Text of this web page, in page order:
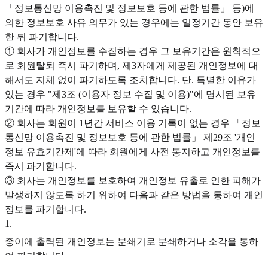
「정보통신망 이용촉진 및 정보보호 등에 관한 법률」 등)에
의한 정보보호 사유 의무가 있는 경우에는 일정기간 동안 보유
한 뒤 파기합니다.
① 회사가 개인정보를 수집하는 경우 그 보유기간은 원칙적으
로 회원탈퇴 즉시 파기하며, 제3자에게 제공된 개인정보에 대
해서도 지체 없이 파기하도록 조치합니다. 단. 특별한 이유가
있는 경우 "제3조 (이용자 정보 수집 및 이용)"에 명시된 보유
기간에 따라 개인정보를 보유할 수 있습니다.
② 회사는 회원이 1년간 서비스 이용 기록이 없는 경우 「정보
통신망 이용촉진 및 정보보호 등에 관한 법률」 제29조 '개인
정보 유효기간제'에 따라 회원에게 사전 통지하고 개인정보를
즉시 파기합니다.
③ 회사는 개인정보를 보호하여 개인정보 유출로 인한 피해가
발생하지 않도록 하기 위하여 다음과 같은 방법을 통하여 개인
정보를 파기합니다.
1 .
종이에 출력된 개인정보는 분쇄기로 분쇄하거나 소각을 통하